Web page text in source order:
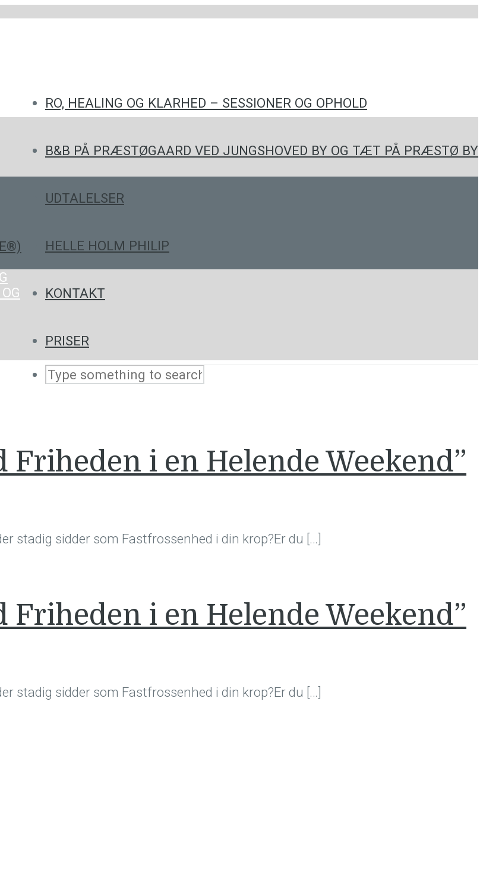
RO, HEALING OG KLARHED – SESSIONER OG OPHOLD
B&B PÅ PRÆSTØGAARD VED JUNGSHOVED BY OG TÆT PÅ PRÆSTØ BY
UDTALELSER
HELLE HOLM PHILIP
KONTAKT
PRISER
i en Helende Weekend”
stadig sidder som Fastfrossenhed i din krop?Er du […]
i en Helende Weekend”
stadig sidder som Fastfrossenhed i din krop?Er du […]